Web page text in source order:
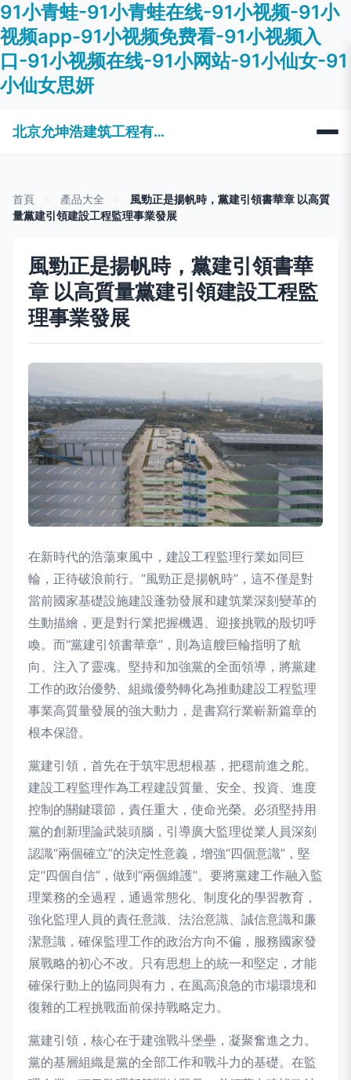
91小青蛙-91小青蛙在线-91小视频-91小
视频app-91小视频免费看-91小视频入
口-91小视频在线-91小网站-91小仙女-91
小仙女思妍
北京允坤浩建筑工程有限公司
首頁 產品大全
風勁正是揚帆時，黨建引領書華章 以高質
量黨建引領建設工程監理事業發展
風勁正是揚帆時，黨建引領書華
章 以高質量黨建引領建設工程監
理事業發展
在新時代的浩蕩東風中，建設工程監理行業如同巨
輪，正待破浪前行。“風勁正是揚帆時”，這不僅是對
當前國家基礎設施建設蓬勃發展和建筑業深刻變革的
生動描繪，更是對行業把握機遇、迎接挑戰的殷切呼
喚。而“黨建引領書華章”，則為這艘巨輪指明了航
向、注入了靈魂。堅持和加強黨的全面領導，將黨建
工作的政治優勢、組織優勢轉化為推動建設工程監理
事業高質量發展的強大動力，是書寫行業嶄新篇章的
根本保證。
黨建引領，首先在于筑牢思想根基，把穩前進之舵。
建設工程監理作為工程建設質量、安全、投資、進度
控制的關鍵環節，責任重大，使命光榮。必須堅持用
黨的創新理論武裝頭腦，引導廣大監理從業人員深刻
認識“兩個確立”的決定性意義，增強“四個意識”，堅
定“四個自信”，做到“兩個維護”。要將黨建工作融入監
理業務的全過程，通過常態化、制度化的學習教育，
強化監理人員的責任意識、法治意識、誠信意識和廉
潔意識，確保監理工作的政治方向不偏，服務國家發
展戰略的初心不改。只有思想上的統一和堅定，才能
確保行動上的協同與有力，在風高浪急的市場環境和
復雜的工程挑戰面前保持戰略定力。
黨建引領，核心在于建強戰斗堡壘，凝聚奮進之力。
黨的基層組織是黨的全部工作和戰斗力的基礎。在監